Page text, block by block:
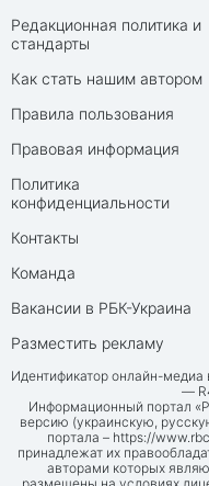
Редакционная политика и
стандарты
Как стать нашим автором
Правила пользования
Правовая информация
Политика
конфиденциальности
Контакты
Команда
Вакансии в РБК-Украина
Разместить рекламу
Идентификатор онлайн-
—
Информационный портал
версию (украинскую,
портала – https://
принадлежат их
авторами которых